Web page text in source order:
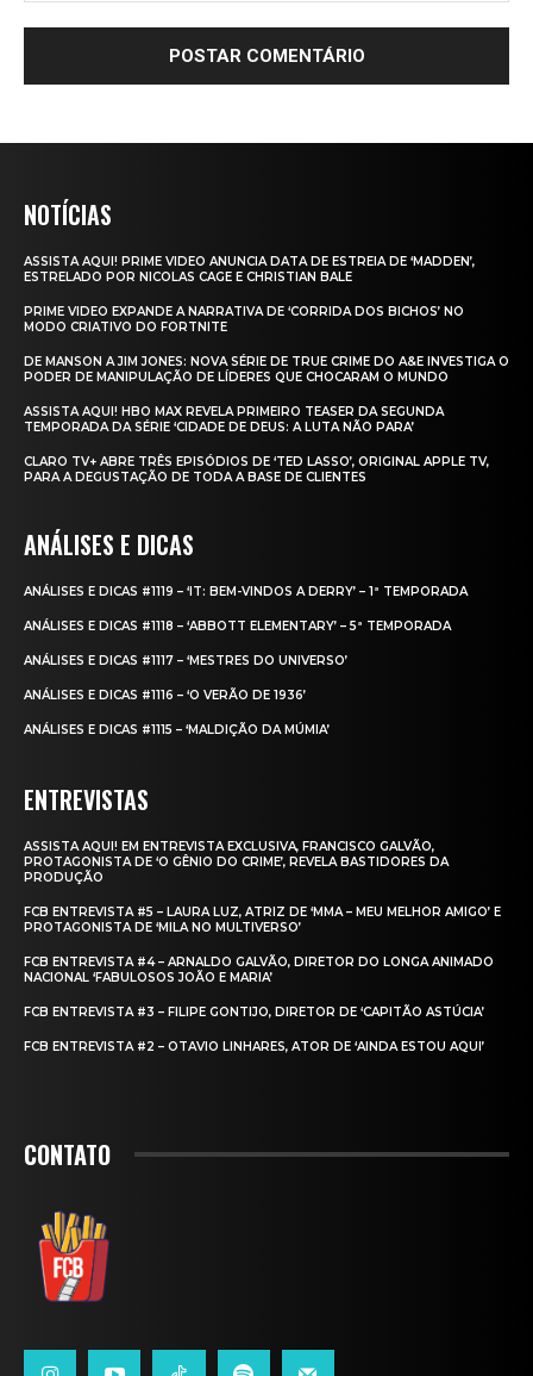
NOTÍCIAS
ASSISTA AQUI! PRIME VIDEO ANUNCIA DATA DE ESTREIA DE ‘MADDEN’,
ESTRELADO POR NICOLAS CAGE E CHRISTIAN BALE
PRIME VIDEO EXPANDE A NARRATIVA DE ‘CORRIDA DOS BICHOS’ NO
MODO CRIATIVO DO FORTNITE
DE MANSON A JIM JONES: NOVA SÉRIE DE TRUE CRIME DO A&E INVESTIGA O
PODER DE MANIPULAÇÃO DE LÍDERES QUE CHOCARAM O MUNDO
ASSISTA AQUI! HBO MAX REVELA PRIMEIRO TEASER DA SEGUNDA
TEMPORADA DA SÉRIE ‘CIDADE DE DEUS: A LUTA NÃO PARA’
CLARO TV+ ABRE TRÊS EPISÓDIOS DE ‘TED LASSO’, ORIGINAL APPLE TV,
PARA A DEGUSTAÇÃO DE TODA A BASE DE CLIENTES
ANÁLISES E DICAS
ANÁLISES E DICAS #1119 – ‘IT: BEM-VINDOS A DERRY’ – 1ª TEMPORADA
ANÁLISES E DICAS #1118 – ‘ABBOTT ELEMENTARY’ – 5ª TEMPORADA
ANÁLISES E DICAS #1117 – ‘MESTRES DO UNIVERSO’
ANÁLISES E DICAS #1116 – ‘O VERÃO DE 1936’
ANÁLISES E DICAS #1115 – ‘MALDIÇÃO DA MÚMIA’
ENTREVISTAS
ASSISTA AQUI! EM ENTREVISTA EXCLUSIVA, FRANCISCO GALVÃO,
PROTAGONISTA DE ‘O GÊNIO DO CRIME’, REVELA BASTIDORES DA
PRODUÇÃO
FCB ENTREVISTA #5 – LAURA LUZ, ATRIZ DE ‘MMA – MEU MELHOR AMIGO’ E
PROTAGONISTA DE ‘MILA NO MULTIVERSO’
FCB ENTREVISTA #4 – ARNALDO GALVÃO, DIRETOR DO LONGA ANIMADO
NACIONAL ‘FABULOSOS JOÃO E MARIA’
FCB ENTREVISTA #3 – FILIPE GONTIJO, DIRETOR DE ‘CAPITÃO ASTÚCIA’
FCB ENTREVISTA #2 – OTAVIO LINHARES, ATOR DE ‘AINDA ESTOU AQUI’
CONTATO